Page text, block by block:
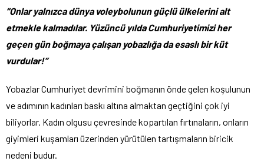
“Onlar yalnızca dünya voleybolunun güçlü ülkelerini alt
etmekle kalmadılar. Yüzüncü yılda Cumhuriyetimizi her
geçen gün boğmaya çalışan yobazlığa da esaslı bir küt
vurdular!”
Yobazlar Cumhuriyet devrimini boğmanın önde gelen koşulunun
ve adımının kadınları baskı altına almaktan geçtiğini çok iyi
biliyorlar. Kadın olgusu çevresinde kopartılan fırtınaların, onların
giyimleri kuşamları üzerinden yürütülen tartışmaların biricik
nedeni budur.